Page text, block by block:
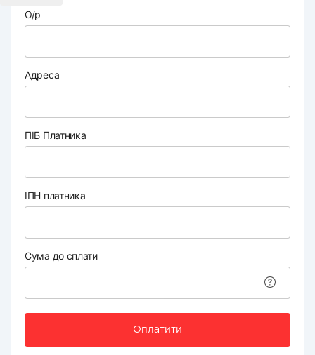
О/р
Адреса
ПІБ Платника
ІПН платника
Сума до сплати
Оплатити